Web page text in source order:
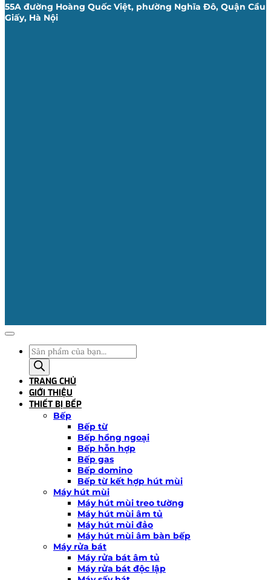
55A đường Hoàng Quốc Việt, phường Nghĩa Đô, Quận Cầu
Giấy, Hà Nội
Tìm
kiếm
sản
phẩm
TRANG CHỦ
GIỚI THIỆU
THIẾT BỊ BẾP
Bếp
Bếp từ
Bếp hồng ngoại
Bếp hỗn hợp
Bếp gas
Bếp domino
Bếp từ kết hợp hút mùi
Máy hút mùi
Máy hút mùi treo tường
Máy hút mùi âm tủ
Máy hút mùi đảo
Máy hút mùi âm bàn bếp
Máy rửa bát
Máy rửa bát âm tủ
Máy rửa bát độc lập